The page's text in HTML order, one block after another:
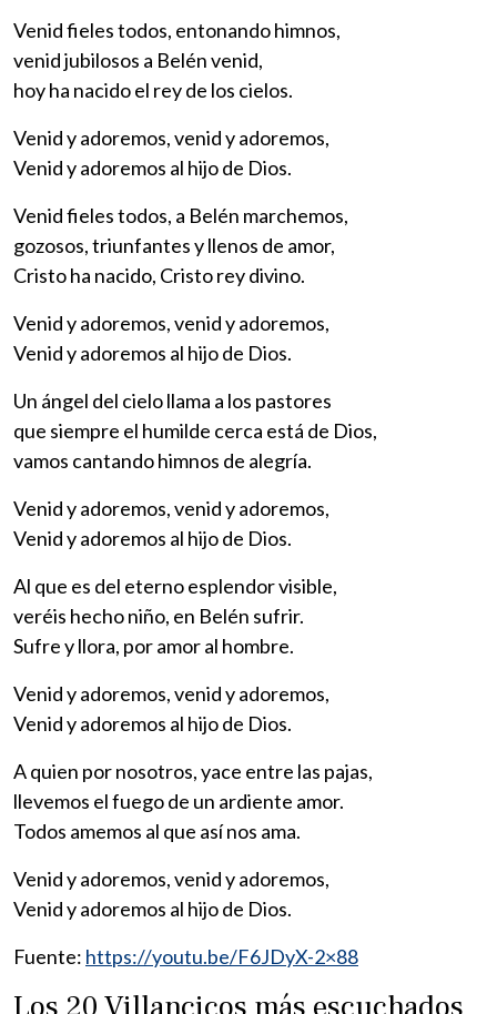
Venid fieles todos, entonando himnos,
venid jubilosos a Belén venid,
hoy ha nacido el rey de los cielos.
Venid y adoremos, venid y adoremos,
Venid y adoremos al hijo de Dios.
Venid fieles todos, a Belén marchemos,
gozosos, triunfantes y llenos de amor,
Cristo ha nacido, Cristo rey divino.
Venid y adoremos, venid y adoremos,
Venid y adoremos al hijo de Dios.
Un ángel del cielo llama a los pastores
que siempre el humilde cerca está de Dios,
vamos cantando himnos de alegría.
Venid y adoremos, venid y adoremos,
Venid y adoremos al hijo de Dios.
Al que es del eterno esplendor visible,
veréis hecho niño, en Belén sufrir.
Sufre y llora, por amor al hombre.
Venid y adoremos, venid y adoremos,
Venid y adoremos al hijo de Dios.
A quien por nosotros, yace entre las pajas,
llevemos el fuego de un ardiente amor.
Todos amemos al que así nos ama.
Venid y adoremos, venid y adoremos,
Venid y adoremos al hijo de Dios.
Fuente: https://youtu.be/F6JDyX-2×88
Los 20 Villancicos más escuchados